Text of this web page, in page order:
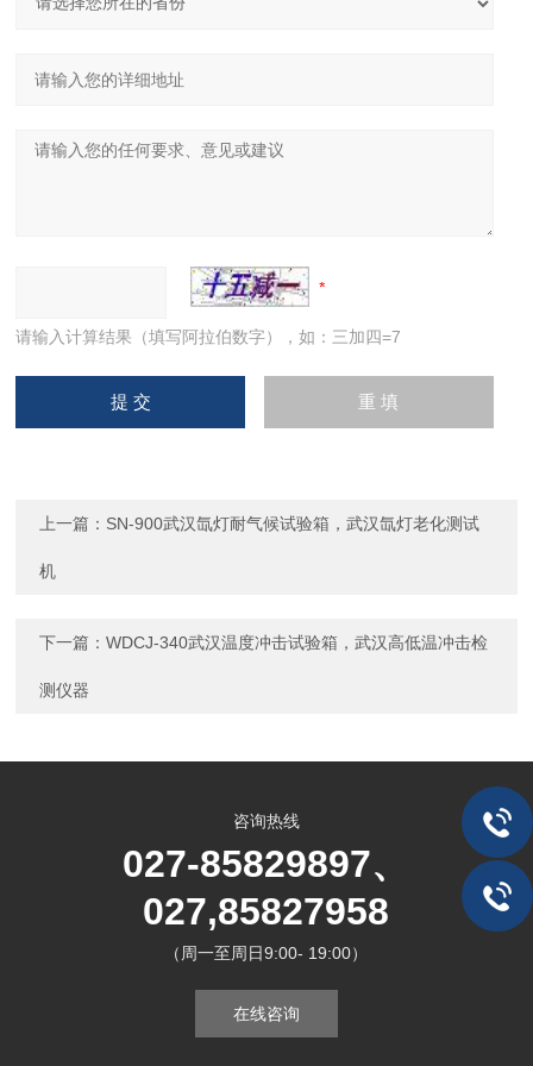
请输入计算结果（填写阿拉伯数字），如：三加四=7
上一篇： SN-900武汉氙灯耐气候试验箱，武汉氙灯老化测试
机
下一篇：WDCJ-340武汉温度冲击试验箱，武汉高低温冲击检
测仪器
咨询热线
027-85829897、
027,85827958
（周一至周日9:00- 19:00）
在线咨询